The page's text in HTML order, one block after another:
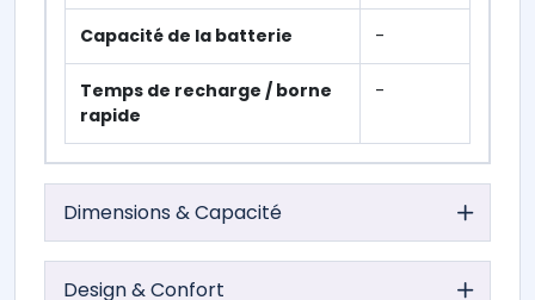
Capacité de la batterie -
Temps de recharge / borne
rapide
-
Dimensions & Capacité
Design & Confort